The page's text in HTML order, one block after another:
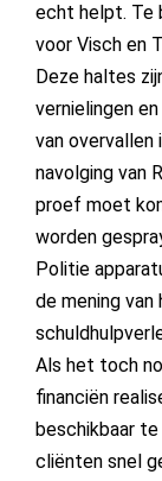
echt helpt. Te
voor Visch en
Deze haltes
vernielingen
van overvallen
navolging van
proef moet
worden
Politie
de mening
Als het toch
financiën
beschikbaar
cliënten snel